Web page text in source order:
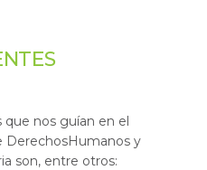
nos guían en el
DerechosHumanos y
son, entre otros: